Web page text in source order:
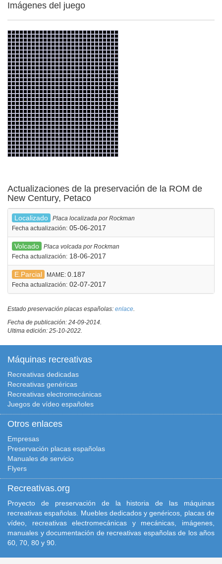
Imágenes del juego
Actualizaciones de la preservación de la ROM de
New Century, Petaco
Localizado
Placa localizada por Rockman
Fecha actualización: 05-06-2017
Volcado
Placa volcada por Rockman
Fecha actualización: 18-06-2017
E.Parcial MAME: 0.187
Fecha actualización: 02-07-2017
Estado preservación placas españolas: enlace.
Fecha de publicación: 24-09-2014.
Ultima edición: 25-10-2022.
Máquinas recreativas
Recreativas dedicadas
Recreativas genéricas
Recreativas electromecánicas
Juegos de vídeo españoles
Otros enlaces
Empresas
Preservación placas españolas
Manuales de servicio
Flyers
Recreativas.org
Proyecto de preservación de la historia de las máquinas
recreativas españolas. Muebles dedicados y genéricos, placas de
vídeo, recreativas electromecánicas y mecánicas, imágenes,
manuales y documentación de recreativas españolas de los años
60, 70, 80 y 90.